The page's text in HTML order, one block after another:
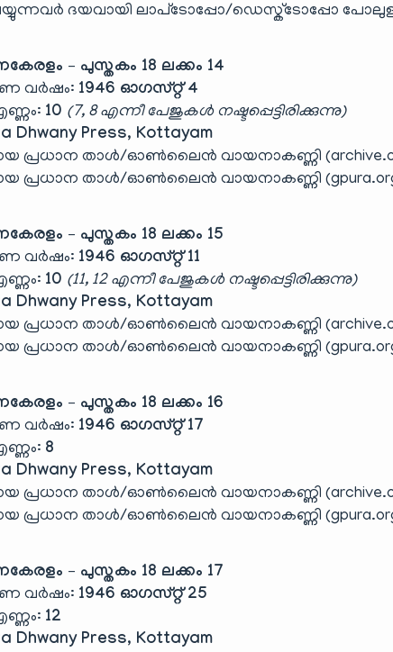
ദയവായി ലാപ്‌ടോപ്പോ/ഡെസ്ക്‌ടോപ്പോ
– പുസ്തകം 18 ലക്കം 14
വർഷം: 1946 ഓഗസ്റ്റ് 4
10 (7, 8 എന്നീ പേജുകൾ നഷ്ടപ്പെട്ടിരിക്കുന്നു)
Dhwany Press, Kottayam
പ്രധാന താൾ/ഓൺലൈൻ വായനാകണ്ണി
പ്രധാന താൾ/ഓൺലൈൻ വായനാകണ്ണി
– പുസ്തകം 18 ലക്കം 15
വർഷം: 1946 ഓഗസ്റ്റ് 11
10 (11, 12 എന്നീ പേജുകൾ നഷ്ടപ്പെട്ടിരിക്കുന്നു)
Dhwany Press, Kottayam
പ്രധാന താൾ/ഓൺലൈൻ വായനാകണ്ണി
പ്രധാന താൾ/ഓൺലൈൻ വായനാകണ്ണി
– പുസ്തകം 18 ലക്കം 16
വർഷം: 1946 ഓഗസ്റ്റ് 17
8
Dhwany Press, Kottayam
പ്രധാന താൾ/ഓൺലൈൻ വായനാകണ്ണി
പ്രധാന താൾ/ഓൺലൈൻ വായനാകണ്ണി
– പുസ്തകം 18 ലക്കം 17
വർഷം: 1946 ഓഗസ്റ്റ് 25
12
Dhwany Press, Kottayam